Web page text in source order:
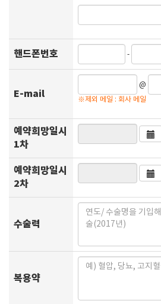
핸드폰번호 -
E-mail
@
※제외 메일 : 회사 메일
예약희망일시
1차
예약희망일시
2차
수술력
복용약